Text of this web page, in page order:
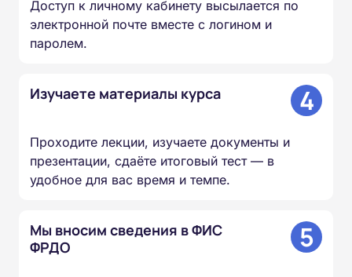
Доступ к личному кабинету высылается по
электронной почте вместе с логином и
паролем.
Изучаете материалы курса 4
Проходите лекции, изучаете документы и
презентации, сдаёте итоговый тест — в
удобное для вас время и темпе.
Мы вносим сведения в ФИС
ФРДО
5